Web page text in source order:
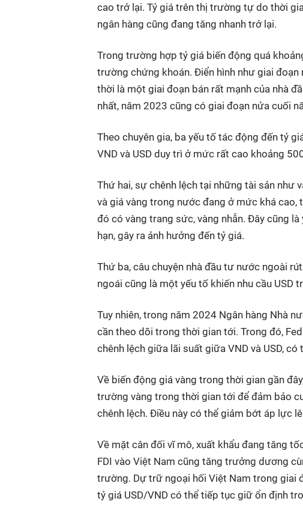
cao trở lại. Tỷ giá trên thị trường tự do thời
ngân hàng cũng đang tăng nhanh trở lại.
Trong trường hợp tỷ giá biến động quá
trường chứng khoán. Điển hình như giai
thời là một giai đoạn bán rất mạnh của nhà
nhất, năm 2023 cũng có giai đoạn nửa cuối
Theo chuyên gia, ba yếu tố tác động đến tỷ
VND và USD duy trì ở mức rất cao khoảng
Thứ hai, sự chênh lệch tại những tài sản như
và giá vàng trong nước đang ở mức khá cao,
đó có vàng trang sức, vàng nhẫn. Đây cũng
hạn, gây ra ảnh hưởng đến tỷ giá.
Thứ ba, câu chuyện nhà đầu tư nước ngoài
ngoái cũng là một yếu tố khiến nhu cầu USD
Tuy nhiên, trong năm 2024 Ngân hàng Nhà
cần theo dõi trong thời gian tới. Trong đó,
chênh lệch giữa lãi suất giữa VND và USD,
Về biến động giá vàng trong thời gian gần
trường vàng trong thời gian tới để đảm bảo
chênh lệch. Điều này có thể giảm bớt áp lực
Về mặt cân đối vĩ mô, xuất khẩu đang tăng
FDI vào Việt Nam cũng tăng trưởng dương
trường. Dự trữ ngoại hối Việt Nam trong giai
tỷ giá USD/VND có thể tiếp tục giữ ổn định